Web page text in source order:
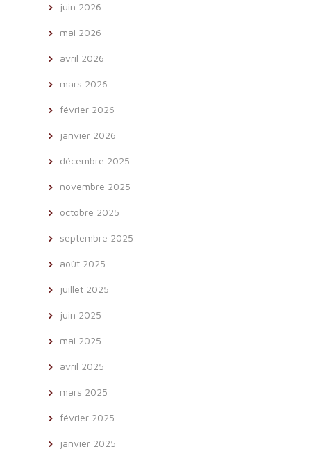
juin 2026
mai 2026
avril 2026
mars 2026
février 2026
janvier 2026
décembre 2025
novembre 2025
octobre 2025
septembre 2025
août 2025
juillet 2025
juin 2025
mai 2025
avril 2025
mars 2025
février 2025
janvier 2025